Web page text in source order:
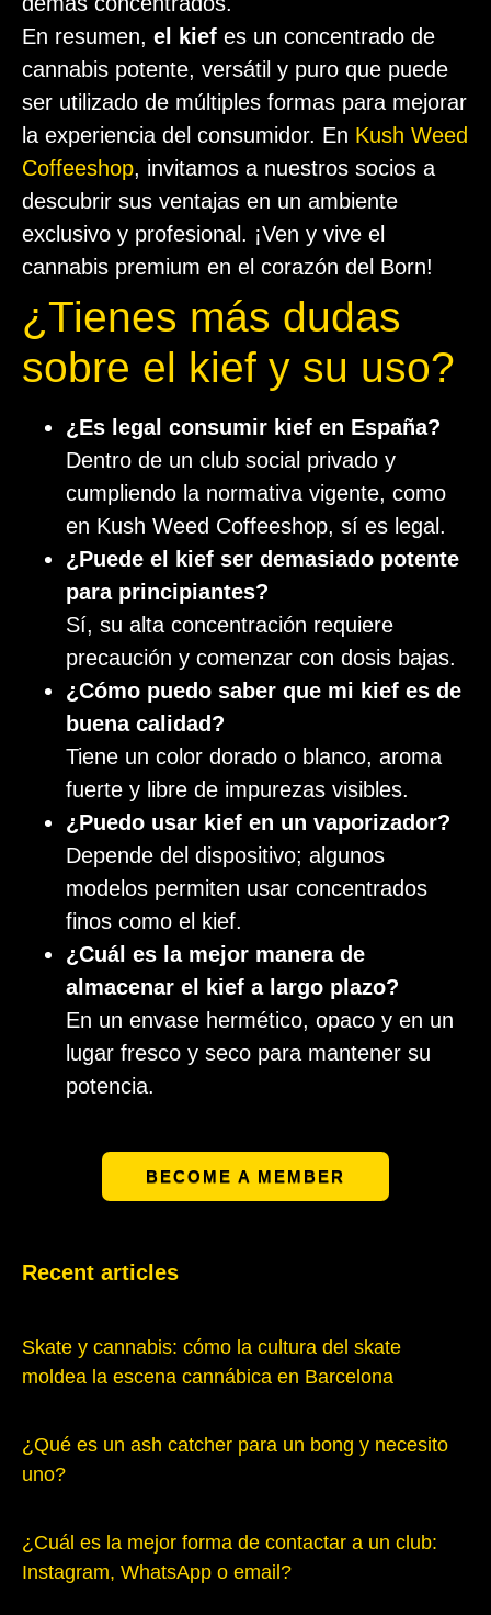
En resumen, el kief es un concentrado de
cannabis potente, versátil y puro que puede
ser utilizado de múltiples formas para mejorar
la experiencia del consumidor. En Kush Weed
Coffeeshop, invitamos a nuestros socios a
descubrir sus ventajas en un ambiente
exclusivo y profesional. ¡Ven y vive el
cannabis premium en el corazón del Born!
¿Tienes más dudas
sobre el kief y su uso?
¿Es legal consumir kief en España?
Dentro de un club social privado y
cumpliendo la normativa vigente, como
en Kush Weed Coffeeshop, sí es legal.
¿Puede el kief ser demasiado potente
para principiantes?
Sí, su alta concentración requiere
precaución y comenzar con dosis bajas.
¿Cómo puedo saber que mi kief es de
buena calidad?
Tiene un color dorado o blanco, aroma
fuerte y libre de impurezas visibles.
¿Puedo usar kief en un vaporizador?
Depende del dispositivo; algunos
modelos permiten usar concentrados
finos como el kief.
¿Cuál es la mejor manera de
almacenar el kief a largo plazo?
En un envase hermético, opaco y en un
lugar fresco y seco para mantener su
potencia.
BECOME A MEMBER
Recent articles
Skate y cannabis: cómo la cultura del skate
moldea la escena cannábica en Barcelona
¿Qué es un ash catcher para un bong y necesito
uno?
¿Cuál es la mejor forma de contactar a un club:
Instagram, WhatsApp o email?